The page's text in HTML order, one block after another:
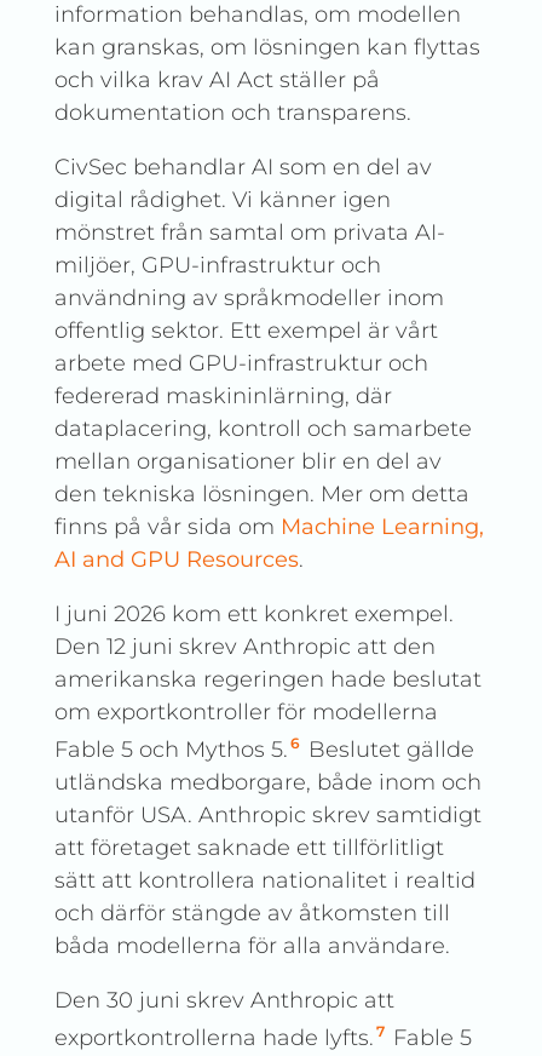
information behandlas, om modellen
kan granskas, om lösningen kan flyttas
och vilka krav AI Act ställer på
dokumentation och transparens.
CivSec behandlar AI som en del av
digital rådighet. Vi känner igen
mönstret från samtal om privata AI-
miljöer, GPU-infrastruktur och
användning av språkmodeller inom
offentlig sektor. Ett exempel är vårt
arbete med GPU-infrastruktur och
federerad maskininlärning, där
dataplacering, kontroll och samarbete
mellan organisationer blir en del av
den tekniska lösningen. Mer om detta
finns på vår sida om Machine Learning,
AI and GPU Resources.
I juni 2026 kom ett konkret exempel.
Den 12 juni skrev Anthropic att den
amerikanska regeringen hade beslutat
om exportkontroller för modellerna
Fable 5 och Mythos 5. 6
Beslutet gällde
utländska medborgare, både inom och
utanför USA. Anthropic skrev samtidigt
att företaget saknade ett tillförlitligt
sätt att kontrollera nationalitet i realtid
och därför stängde av åtkomsten till
båda modellerna för alla användare.
Den 30 juni skrev Anthropic att
exportkontrollerna hade lyfts. 7
Fable 5